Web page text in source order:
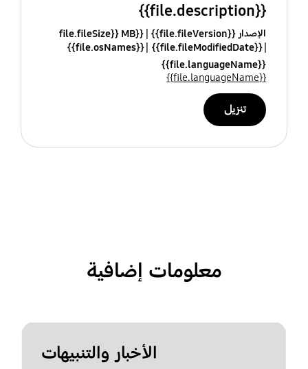
{{file.description}}
الإصدار {{file.fileVersion}}
{{file.fileSize}} MB
{{file.fileModifiedDate}}
{{file.osNames}}
{{file.languageName}}
{{file.languageName}}
تنزيل
معلومات إضافية
الأخبار والتنبيهات